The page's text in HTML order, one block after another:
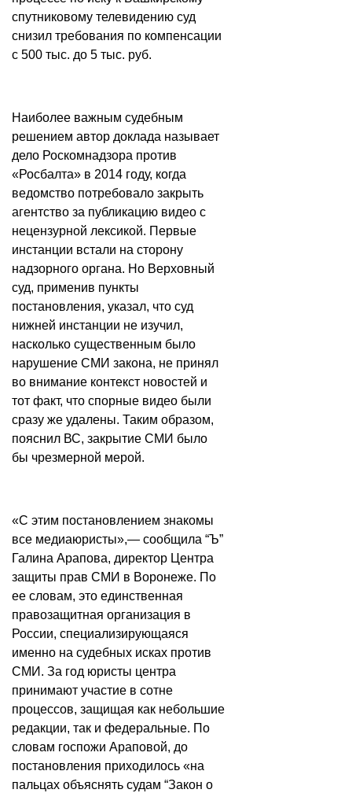
спутниковому телевидению суд
снизил требования по компенсации
с 500 тыс. до 5 тыс. руб.
Наиболее важным судебным
решением автор доклада называет
дело Роскомнадзора против
«Росбалта» в 2014 году, когда
ведомство потребовало закрыть
агентство за публикацию видео с
нецензурной лексикой. Первые
инстанции встали на сторону
надзорного органа. Но Верховный
суд, применив пункты
постановления, указал, что суд
нижней инстанции не изучил,
насколько существенным было
нарушение СМИ закона, не принял
во внимание контекст новостей и
тот факт, что спорные видео были
сразу же удалены. Таким образом,
пояснил ВС, закрытие СМИ было
бы чрезмерной мерой.
«С этим постановлением знакомы
все медиаюристы»,— сообщила “Ъ”
Галина Арапова, директор Центра
защиты прав СМИ в Воронеже. По
ее словам, это единственная
правозащитная организация в
России, специализирующаяся
именно на судебных исках против
СМИ. За год юристы центра
принимают участие в сотне
процессов, защищая как небольшие
редакции, так и федеральные. По
словам госпожи Араповой, до
постановления приходилось «на
пальцах объяснять судам “Закон о